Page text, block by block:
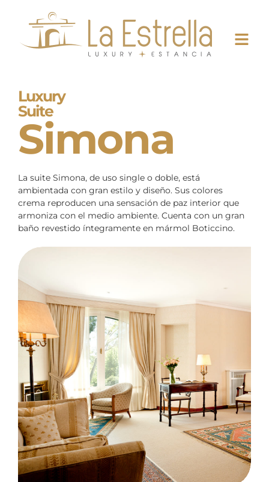
Luxury
Suite
Simona
La suite Simona, de uso single o doble, está
ambientada con gran estilo y diseño. Sus colores
crema reproducen una sensación de paz interior que
armoniza con el medio ambiente. Cuenta con un gran
baño revestido íntegramente en mármol Boticcino.